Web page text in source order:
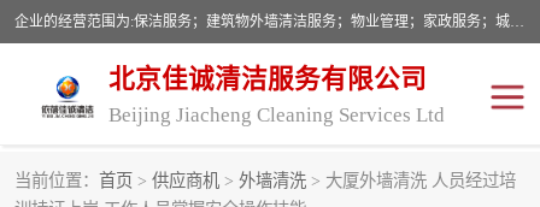
企业的经营范围为:保洁服务；建筑物外墙清洁服务；物业管理；家政服务；城市园林绿化；劳务分包；技术开发、技术转让、技术服务；销售保洁设备、卫生用品、化工产品（不含危险化学品及一类易制毒化学品）、日用品、办公设备、建筑材料、装饰材料；图文设计；清洁服务（不含餐具消毒）；中央空调维修；工程设计；施工总承包；专业承包。
北京佳诚清洁服务有限公司
Beijing Jiacheng Cleaning Services Ltd
当前位置： 首页 > 供应商机 > 外墙清洗 > 大厦外墙清洗 人员经过培